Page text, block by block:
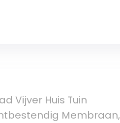
Vijver Huis Tuin
Membraan,